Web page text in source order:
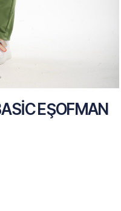
EŞOFMAN